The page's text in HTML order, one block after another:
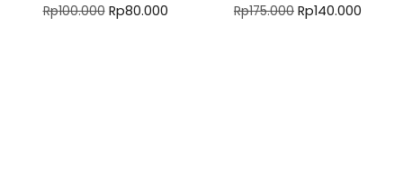
Rp100.000 Rp80.000
Rp175.000 Rp140.000